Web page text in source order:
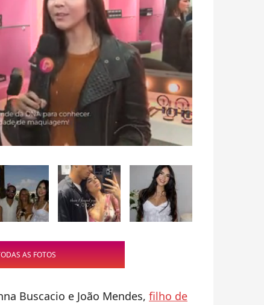
AS FOTOS
Buscacio e João Mendes, filho de